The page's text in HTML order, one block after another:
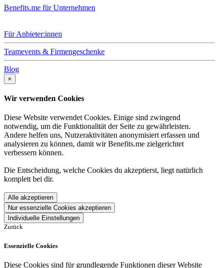
Benefits.me für Unternehmen
Für Anbieter:innen
Teamevents & Firmengeschenke
Blog
×
Wir verwenden Cookies
Diese Website verwendet Cookies. Einige sind zwingend
notwendig, um die Funktionalität der Seite zu gewährleisten.
Andere helfen uns, Nutzeraktivitäten anonymisiert erfassen und
analysieren zu können, damit wir Benefits.me zielgerichtet
verbessern können.
Die Entscheidung, welche Cookies du akzeptierst, liegt natürlich
komplett bei dir.
Alle akzeptieren
Nur essenzielle Cookies akzeptieren
Individuelle Einstellungen
Zurück
Essenzielle Cookies
Diese Cookies sind für grundlegende Funktionen dieser Website